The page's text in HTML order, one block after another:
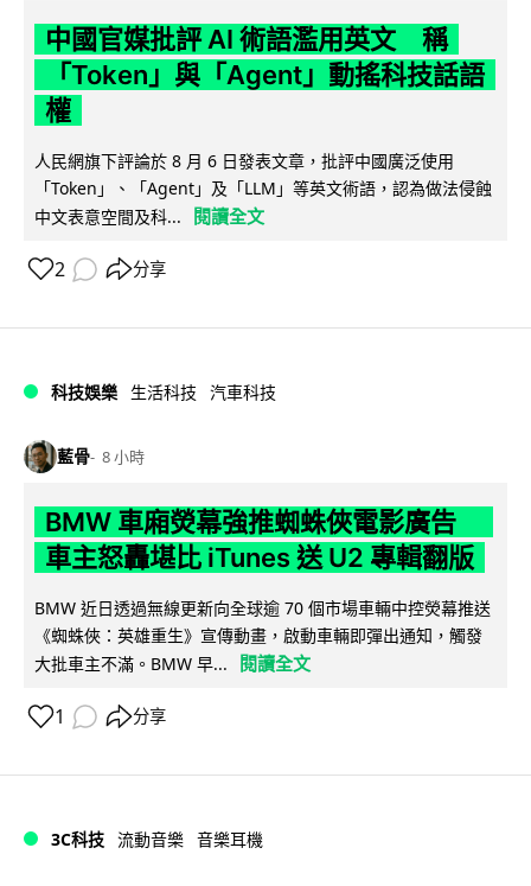
中國官媒批評 AI 術語濫用英文 稱
「Token」與「Agent」動搖科技話語
權
人民網旗下評論於 8 月 6 日發表文章，批評中國廣泛使用
「Token」、「Agent」及「LLM」等英文術語，認為做法侵蝕
中文表意空間及科...
閱讀全文
2 分享
科技娛樂 生活科技 汽車科技
藍骨 8 小時
BMW 車廂熒幕強推蜘蛛俠電影廣告
車主怒轟堪比 iTunes 送 U2 專輯翻版
BMW 近日透過無線更新向全球逾 70 個市場車輛中控熒幕推送
《蜘蛛俠：英雄重生》宣傳動畫，啟動車輛即彈出通知，觸發
大批車主不滿。BMW 早...
閱讀全文
1 分享
3C科技 流動音樂 音樂耳機